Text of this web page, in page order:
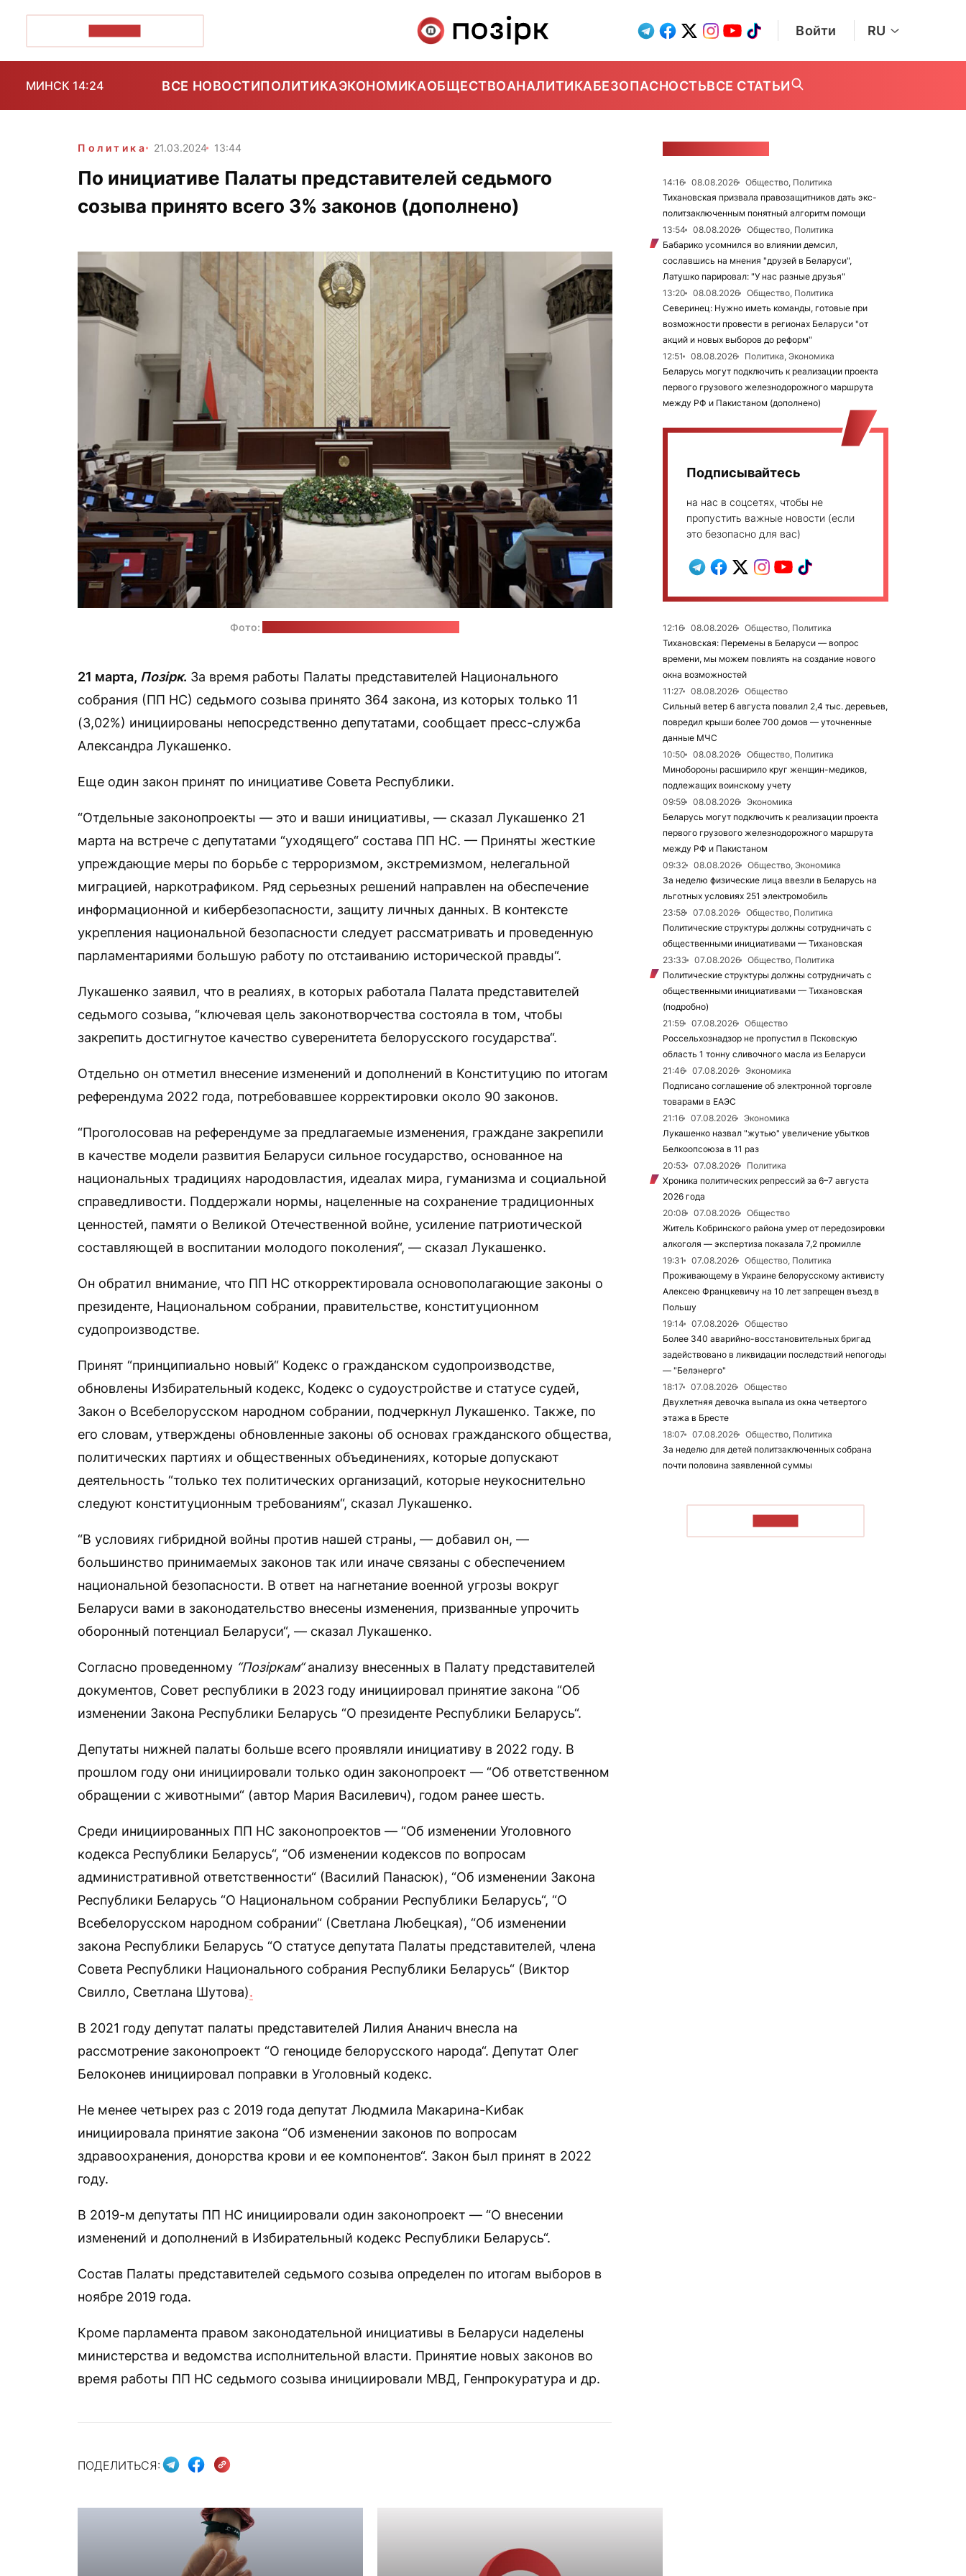
Войти RU
МИНСК 14:24 ВСЕ НОВОСТИПОЛИТИКАЭКОНОМИКАОБЩЕСТВОАНАЛИТИКАБЕЗОПАСНОСТЬВСЕ СТАТЬИ
Политика 21.03.2024 13:44
По инициативе Палаты представителей седьмого
созыва принято всего 3% законов (дополнено)
Фото:
21 марта, Позірк. За время работы Палаты представителей Национального
собрания (ПП НС) седьмого созыва принято 364 закона, из которых только 11
(3,02%) инициированы непосредственно депутатами, сообщает пресс-служба
Александра Лукашенко.
Еще один закон принят по инициативе Совета Республики.
“Отдельные законопроекты — это и ваши инициативы, — сказал Лукашенко 21
марта на встрече с депутатами “уходящего“ состава ПП НС. — Приняты жесткие
упреждающие меры по борьбе с терроризмом, экстремизмом, нелегальной
миграцией, наркотрафиком. Ряд серьезных решений направлен на обеспечение
информационной и кибербезопасности, защиту личных данных. В контексте
укрепления национальной безопасности следует рассматривать и проведенную
парламентариями большую работу по отстаиванию исторической правды“.
Лукашенко заявил, что в реалиях, в которых работала Палата представителей
седьмого созыва, “ключевая цель законотворчества состояла в том, чтобы
закрепить достигнутое качество суверенитета белорусского государства“.
Отдельно он отметил внесение изменений и дополнений в Конституцию по итогам
референдума 2022 года, потребовавшее корректировки около 90 законов.
“Проголосовав на референдуме за предлагаемые изменения, граждане закрепили
в качестве модели развития Беларуси сильное государство, основанное на
национальных традициях народовластия, идеалах мира, гуманизма и социальной
справедливости. Поддержали нормы, нацеленные на сохранение традиционных
ценностей, памяти о Великой Отечественной войне, усиление патриотической
составляющей в воспитании молодого поколения“, — сказал Лукашенко.
Он обратил внимание, что ПП НС откорректировала основополагающие законы о
президенте, Национальном собрании, правительстве, конституционном
судопроизводстве.
Принят “принципиально новый“ Кодекс о гражданском судопроизводстве,
обновлены Избирательный кодекс, Кодекс о судоустройстве и статусе судей,
Закон о Всебелорусском народном собрании, подчеркнул Лукашенко. Также, по
его словам, утверждены обновленные законы об основах гражданского общества,
политических партиях и общественных объединениях, которые допускают
деятельность “только тех политических организаций, которые неукоснительно
следуют конституционным требованиям“, сказал Лукашенко.
“В условиях гибридной войны против нашей страны, — добавил он, —
большинство принимаемых законов так или иначе связаны с обеспечением
национальной безопасности. В ответ на нагнетание военной угрозы вокруг
Беларуси вами в законодательство внесены изменения, призванные упрочить
оборонный потенциал Беларуси“, — сказал Лукашенко.
Согласно проведенному “Позіркам“анализу внесенных в Палату представителей
документов, Совет республики в 2023 году инициировал принятие закона “Об
изменении Закона Республики Беларусь “О президенте Республики Беларусь“.
Депутаты нижней палаты больше всего проявляли инициативу в 2022 году. В
прошлом году они инициировали только один законопроект — “Об ответственном
обращении с животными“ (автор Мария Василевич), годом ранее шесть.
Среди инициированных ПП НС законопроектов — “Об изменении Уголовного
кодекса Республики Беларусь“, “Об изменении кодексов по вопросам
административной ответственности“ (Василий Панасюк), “Об изменении Закона
Республики Беларусь “О Национальном собрании Республики Беларусь“, “О
Всебелорусском народном собрании“ (Светлана Любецкая), “Об изменении
закона Республики Беларусь “О статусе депутата Палаты представителей, члена
Совета Республики Национального собрания Республики Беларусь“ (Виктор
Свилло, Светлана Шутова).
В 2021 году депутат палаты представителей Лилия Ананич внесла на
рассмотрение законопроект “О геноциде белорусского народа“. Депутат Олег
Белоконев инициировал поправки в Уголовный кодекс.
Не менее четырех раз с 2019 года депутат Людмила Макарина-Кибак
инициировала принятие закона “Об изменении законов по вопросам
здравоохранения, донорства крови и ее компонентов“. Закон был принят в 2022
году.
В 2019-м депутаты ПП НС инициировали один законопроект — “О внесении
изменений и дополнений в Избирательный кодекс Республики Беларусь“.
Состав Палаты представителей седьмого созыва определен по итогам выборов в
ноябре 2019 года.
Кроме парламента правом законодательной инициативы в Беларуси наделены
министерства и ведомства исполнительной власти. Принятие новых законов во
время работы ПП НС седьмого созыва инициировали МВД, Генпрокуратура и др.
ПОДЕЛИТЬСЯ:
14:16 08.08.2026
Общество, Политика
Тихановская призвала правозащитников дать экс-
политзаключенным понятный алгоритм помощи
13:54
08.08.2026
Общество, Политика
Бабарико усомнился во влиянии демсил,
сославшись на мнения "друзей в Беларуси",
Латушко парировал: "У нас разные друзья"
13:20
08.08.2026
Общество, Политика
Северинец: Нужно иметь команды, готовые при
возможности провести в регионах Беларуси "от
акций и новых выборов до реформ"
12:51
08.08.2026
Политика, Экономика
Беларусь могут подключить к реализации проекта
первого грузового железнодорожного маршрута
между РФ и Пакистаном (дополнено)
Подписывайтесь
на нас в соцсетях, чтобы не
пропустить важные новости (если
это безопасно для вас)
12:16 08.08.2026
Общество, Политика
Тихановская: Перемены в Беларуси — вопрос
времени, мы можем повлиять на создание нового
окна возможностей
11:27
08.08.2026
Общество
Сильный ветер 6 августа повалил 2,4 тыс. деревьев,
повредил крыши более 700 домов — уточненные
данные МЧС
10:50
08.08.2026
Общество, Политика
Минобороны расширило круг женщин-медиков,
подлежащих воинскому учету
09:59
08.08.2026
Экономика
Беларусь могут подключить к реализации проекта
первого грузового железнодорожного маршрута
между РФ и Пакистаном
09:32
08.08.2026
Общество, Экономика
За неделю физические лица ввезли в Беларусь на
льготных условиях 251 электромобиль
23:58
07.08.2026
Общество, Политика
Политические структуры должны сотрудничать с
общественными инициативами — Тихановская
23:33
07.08.2026
Общество, Политика
Политические структуры должны сотрудничать с
общественными инициативами — Тихановская
(подробно)
21:59
07.08.2026
Общество
Россельхознадзор не пропустил в Псковскую
область 1 тонну сливочного масла из Беларуси
21:46
07.08.2026
Экономика
Подписано соглашение об электронной торговле
товарами в ЕАЭС
21:16
07.08.2026
Экономика
Лукашенко назвал "жутью" увеличение убытков
Белкоопсоюза в 11 раз
20:53
07.08.2026
Политика
Хроника политических репрессий за 6–7 августа
2026 года
20:08
07.08.2026
Общество
Житель Кобринского района умер от передозировки
алкоголя — экспертиза показала 7,2 промилле
19:31
07.08.2026
Общество, Политика
Проживающему в Украине белорусскому активисту
Алексею Францкевичу на 10 лет запрещен въезд в
Польшу
19:14
07.08.2026
Общество
Более 340 аварийно-восстановительных бригад
задействовано в ликвидации последствий непогоды
— "Белэнерго"
18:17
07.08.2026
Общество
Двухлетняя девочка выпала из окна четвертого
этажа в Бресте
18:07
07.08.2026
Общество, Политика
За неделю для детей политзаключенных собрана
почти половина заявленной суммы